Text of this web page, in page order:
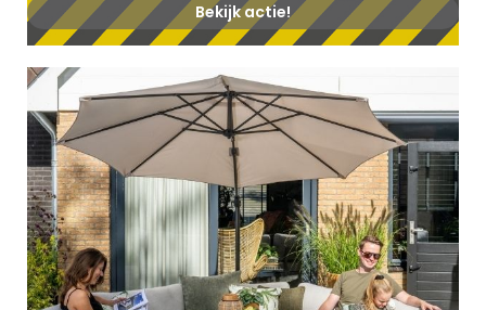
Bekijk actie!